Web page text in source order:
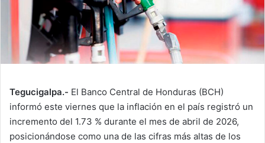
Tegucigalpa.- El Banco Central de Honduras (BCH)
informó este viernes que la inflación en el país registró un
incremento del 1.73 % durante el mes de abril de 2026,
posicionándose como una de las cifras más altas de los